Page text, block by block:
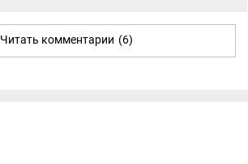
Читать комментарии (6)